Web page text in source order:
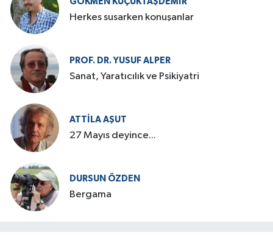
Herkes susarken konuşanlar
PROF. DR. YUSUF ALPER
Sanat, Yaratıcılık ve Psikiyatri
ATTILA AŞUT
27 Mayıs deyince...
DURSUN ÖZDEN
Bergama